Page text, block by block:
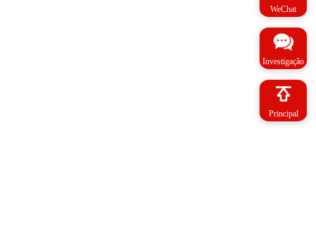
WeChat
Investigação
Principal